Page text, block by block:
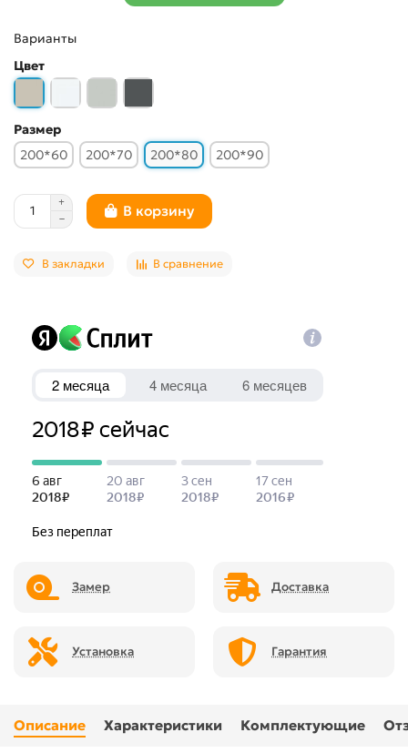
Варианты
Цвет
Размер
200*60
200*70 200*80 200*90
В корзину
В закладки В сравнение
Замер Доставка
Установка Гарантия
Описание Характеристики Комплектующие